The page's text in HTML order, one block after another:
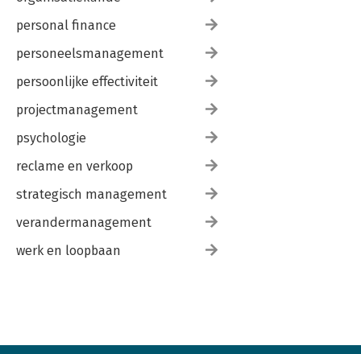
personal finance
personeelsmanagement
persoonlijke effectiviteit
projectmanagement
psychologie
reclame en verkoop
strategisch management
verandermanagement
werk en loopbaan